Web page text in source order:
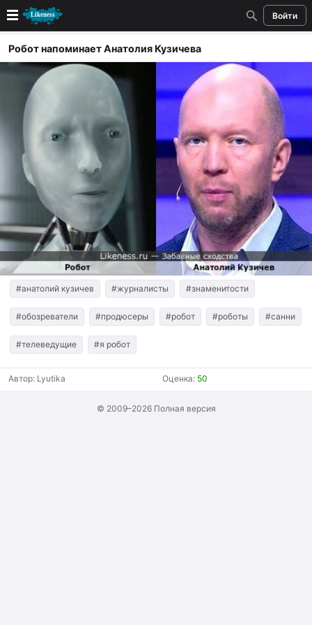
Войти
Новые
Лучшие
Голосование
Кандидаты
Случайное сходство 👍
Создать сходство
Для публикации необходима авторизация
Поиск
Робот напоминает Анатолия Кузичева
#анатолий кузичев #журналисты #знаменитости
#обозреватели #продюсеры #робот #роботы #санни
#телеведущие #я робот
Автор: Lyutika Оценка: 50
© 2009–2026 Полная версия